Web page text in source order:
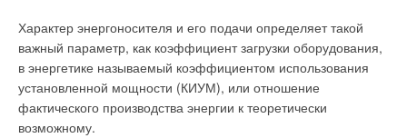
Характер энергоносителя и его подачи определяет такой
важный параметр, как коэффициент загрузки оборудования,
в энергетике называемый коэффициентом использования
установленной мощности (КИУМ), или отношение
фактического производства энергии к теоретически
возможному.